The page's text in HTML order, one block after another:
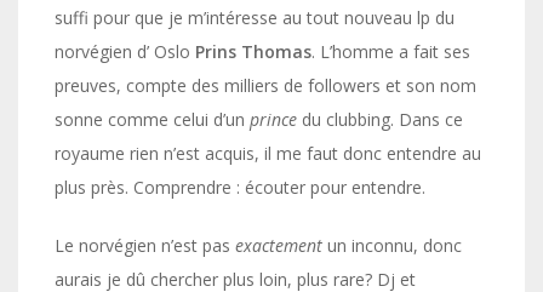
suffi pour que je m’intéresse au tout nouveau lp du
norvégien d’ Oslo Prins Thomas. L’homme a fait ses
preuves, compte des milliers de followers et son nom
sonne comme celui d’un prince du clubbing. Dans ce
royaume rien n’est acquis, il me faut donc entendre au
plus près. Comprendre : écouter pour entendre.
Le norvégien n’est pas exactement un inconnu, donc
aurais je dû chercher plus loin, plus rare? Dj et